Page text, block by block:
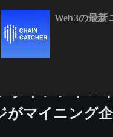
ー
グトレンド：
マイニング
Web3の最新